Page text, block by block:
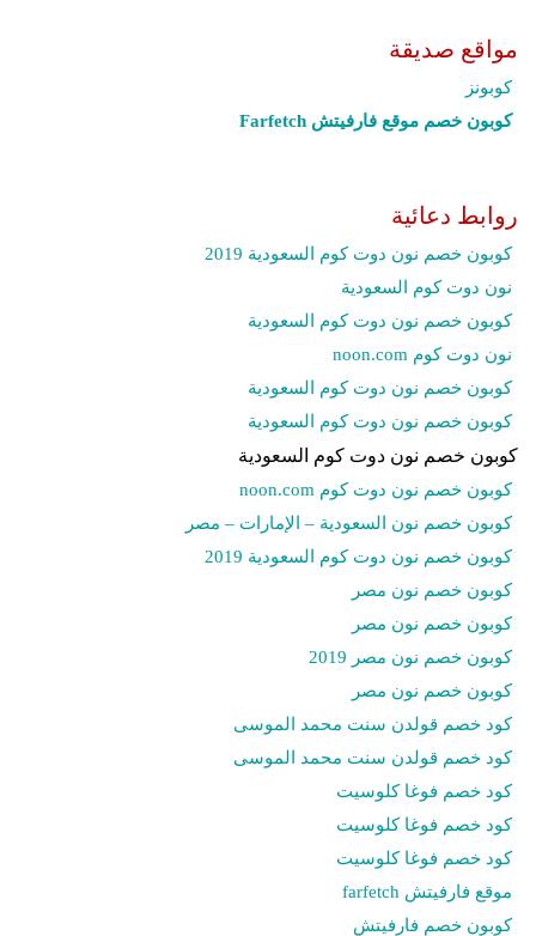
مواقع صديقة
كوبونز
كوبون خصم موقع فارفيتش Farfetch‎
روابط دعائية
كوبون خصم نون دوت كوم السعودية 2019
نون دوت كوم السعودية
كوبون خصم نون دوت كوم السعودية
نون دوت كوم noon.com
كوبون خصم نون دوت كوم السعودية
كوبون خصم نون دوت كوم السعودية
كوبون خصم نون دوت كوم السعودية
كوبون خصم نون دوت كوم noon.com
كوبون خصم نون السعودية – الإمارات – مصر
كوبون خصم نون دوت كوم السعودية 2019
كوبون خصم نون مصر
كوبون خصم نون مصر
كوبون خصم نون مصر 2019
كوبون خصم نون مصر
كود خصم قولدن سنت محمد الموسى
كود خصم قولدن سنت محمد الموسى
كود خصم فوغا كلوسيت
كود خصم فوغا كلوسيت
كود خصم فوغا كلوسيت
موقع فارفيتش farfetch
كوبون خصم فارفيتش